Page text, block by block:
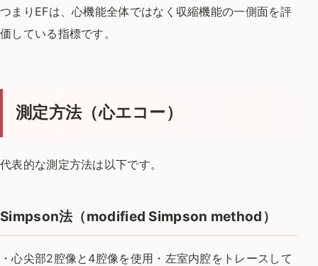
つまりEFは、心機能全体ではなく 収縮機能の一側面を評
価している指標です。
測定方法（心エコー）
代表的な測定方法は以下です。
Simpson法（modified Simpson method）
・心尖部2腔像と4腔像を使用 ・左室内腔をトレースして